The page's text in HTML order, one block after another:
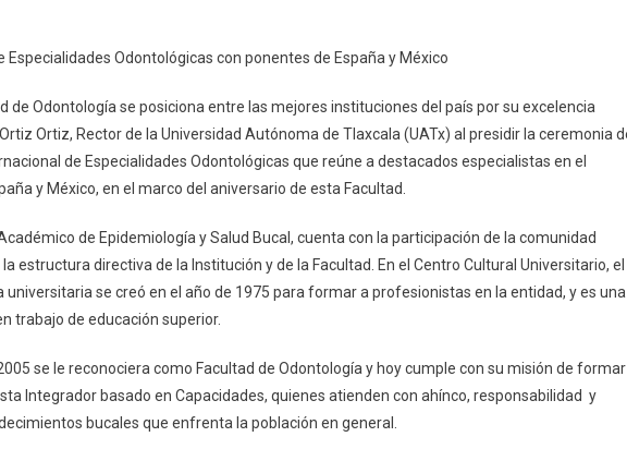
Las
Del
País
Su
Calidad
Educativa:
Rector
Odontológicas con ponentes de España y México
de Odontología se posiciona entre las mejores instituciones del país por su excelencia
Ortiz, Rector de la Universidad Autónoma de Tlaxcala (UATx) al presidir la ceremonia
de Especialidades Odontológicas que reúne a destacados especialistas en el
y México, en el marco del aniversario de esta Facultad.
de Epidemiología y Salud Bucal, cuenta con la participación de la comunidad
estructura directiva de la Institución y de la Facultad. En el Centro Cultural Universitario, el
se creó en el año de 1975 para formar a profesionistas en la entidad, y es una
trabajo de educación superior.
se le reconociera como Facultad de Odontología y hoy cumple con su misión de
Integrador basado en Capacidades, quienes atienden con ahínco, responsabilidad y
bucales que enfrenta la población en general.